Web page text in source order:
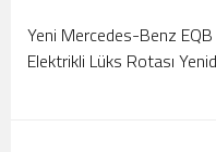
Yeni Mercedes-Benz
Elektrikli Lüks Rotası